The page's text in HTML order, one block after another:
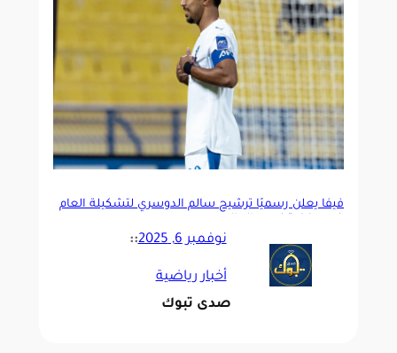
فيفا يعلن رسميًا ترشيح سالم الدوسري لتشكيلة العام
نوفمبر 6, 2025 ::
أخبار رياضية
صدى تبوك